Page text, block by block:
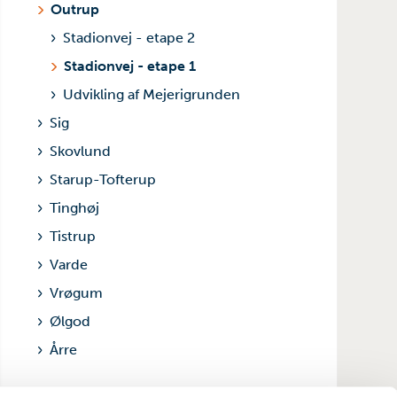
Outrup
Stadionvej - etape 2
Stadionvej - etape 1
Udvikling af Mejerigrunden
Sig
Skovlund
Starup-Tofterup
Tinghøj
Tistrup
Varde
Vrøgum
Ølgod
Årre